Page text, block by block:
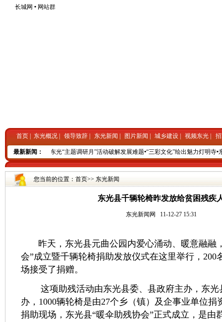
长城网 • 网站群
首页 东光概况 领导致辞 东光新闻 图片新闻 城乡建设 视频东光
最新新闻：
的“民生水利” 东光“主题调研月”活动破解发展难题•“三彩文化”绘出魅力灯明寺•东
您当前的位置： 首页>> 东光新闻
东光县千辆轮椅昨发放给贫困残疾
东光新闻网 11-12-27 15:31
昨天，东光县元曲公园内爱心涌动、暖意融融
会”成立暨千辆轮椅捐助发放仪式在这里举行，200
场接受了捐赠。
这项助残活动由东光县委、县政府主办，东光
办，1000辆轮椅是由27个乡（镇）及企事业单位捐
捐助现场，东光县“暖伞助残协会”正式成立，是由